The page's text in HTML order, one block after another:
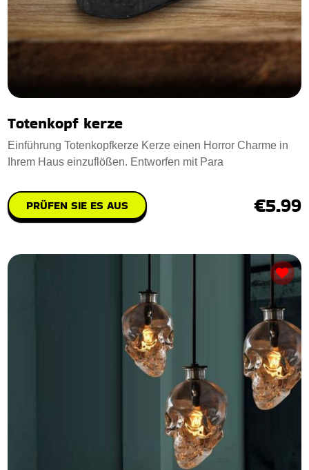
Totenkopf kerze
Einführung Totenkopfkerze Kerze einen Horror Charme in
Ihrem Haus einzuflößen. Entworfen mit Para
PRÜFEN SIE ES AUS €5.99